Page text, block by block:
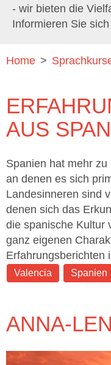
- wir bieten die
Informieren Sie sich
Home >
AUS
Spanien hat mehr
an denen es sich
Landesinneren sind
denen sich das
die spanische Kultur
ganz eigenen
Erfahrungsberichten
Valencia Spanien
ANNA-